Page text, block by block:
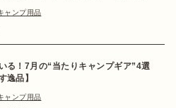
ャンプ用品
る！7月の“当たりキャンプギア”4選
逸品】
ャンプ用品